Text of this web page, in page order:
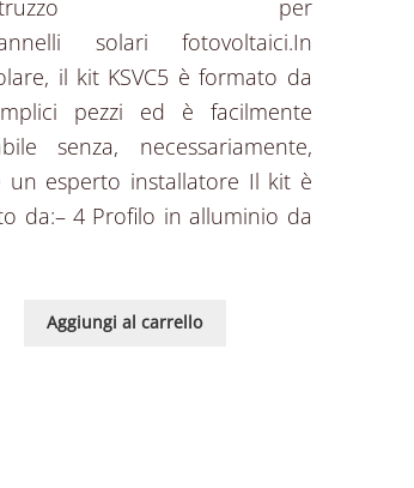
per
solari fotovoltaici.In
il kit KSVC5 è formato da
pezzi ed è facilmente
senza, necessariamente,
un esperto installatore Il kit è
da:– 4 Profilo in alluminio da
Aggiungi al carrello